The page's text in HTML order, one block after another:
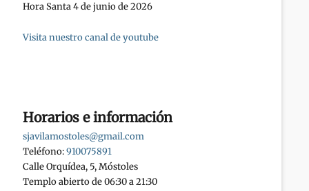
Hora Santa 4 de junio de 2026
Visita nuestro canal de youtube
Horarios e información
sjavilamostoles@gmail.com
Teléfono:910075891
Calle Orquídea, 5, Móstoles
Templo abierto de 06:30 a 21:30